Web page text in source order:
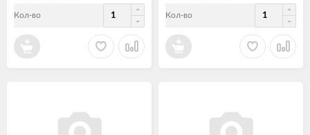
Кол-во Кол-во